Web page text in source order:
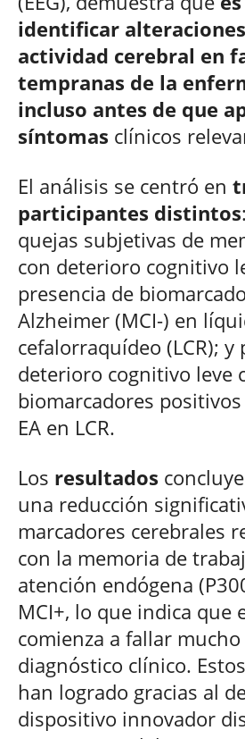
identificar
actividad cerebral en
tempranas de la
incluso antes de que
síntomas clínicos
El análisis se centró en
participantes distintos
quejas subjetivas de
con deterioro cognitivo
presencia de
Alzheimer (MCI-) en
cefalorraquídeo (LCR); y
deterioro cognitivo leve
biomarcadores
EA en LCR.
Los resultados
una reducción
marcadores cerebrales
con la memoria de
atención endógena
MCI+, lo que indica que
comienza a fallar
diagnóstico clínico.
han logrado gracias al
dispositivo innovador